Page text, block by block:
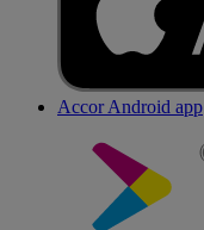
Accor Android app